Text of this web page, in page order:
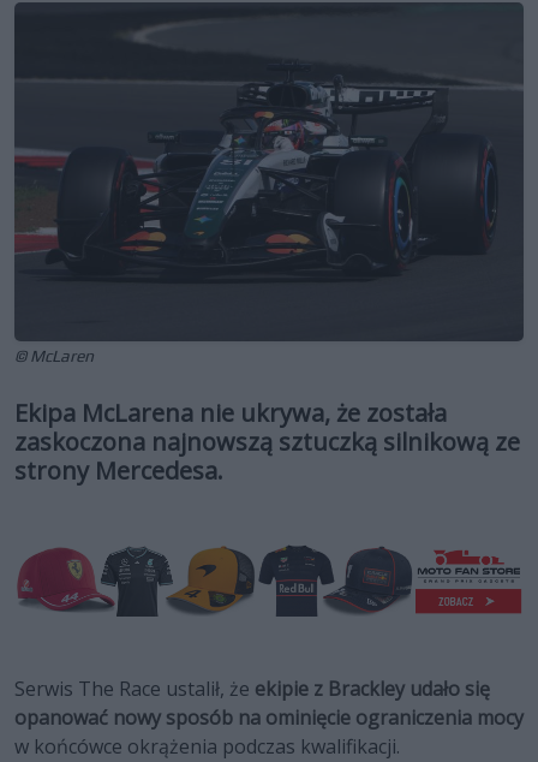
© McLaren
Ekipa McLarena nie ukrywa, że została
zaskoczona najnowszą sztuczką silnikową ze
strony Mercedesa.
Serwis The Race ustalił, że ekipie z Brackley udało się
opanować nowy sposób na ominięcie ograniczenia mocy
w końcówce okrążenia podczas kwalifikacji.